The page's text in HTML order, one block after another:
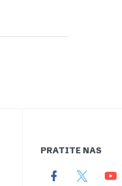
PRATITE NAS